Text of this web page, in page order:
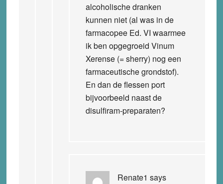
alcoholische dranken
kunnen niet (al was in de
farmacopee Ed. VI waarmee
ik ben opgegroeid Vinum
Xerense (= sherry) nog een
farmaceutische grondstof).
En dan de flessen port
bijvoorbeeld naast de
disulfiram-preparaten?
Renate1 says